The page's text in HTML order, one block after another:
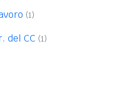
(1)
del CC (1)